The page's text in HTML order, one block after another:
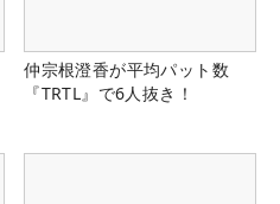
仲宗根澄香が平均パット数
『TRTL』で6人抜き！